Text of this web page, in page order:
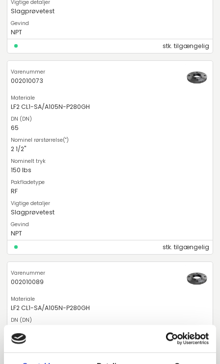
Slagprøvetest
NPT
stk. tilgængelig
002010073
LF2 CL1-SA/A105N-P280GH
65
2 1/2"
150 lbs
RF
Slagprøvetest
NPT
stk. tilgængelig
002010089
LF2 CL1-SA/A105N-P280GH